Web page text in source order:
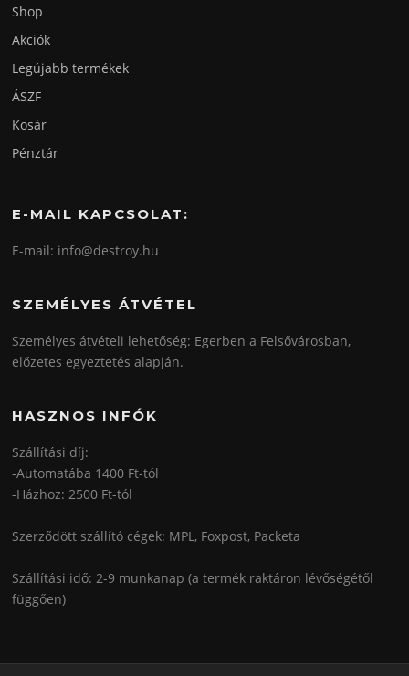
Shop
Akciók
Legújabb termékek
ÁSZF
Kosár
Pénztár
E-MAIL KAPCSOLAT:
E-mail: info@destroy.hu
SZEMÉLYES ÁTVÉTEL
Személyes átvételi lehetőség: Egerben a Felsővárosban,
előzetes egyeztetés alapján.
HASZNOS INFÓK
Szállítási díj:
-Automatába 1400 Ft-tól
-Házhoz: 2500 Ft-tól
Szerződött szállító cégek: MPL, Foxpost, Packeta
Szállítási idő: 2-9 munkanap (a termék raktáron lévőségétől
függően)